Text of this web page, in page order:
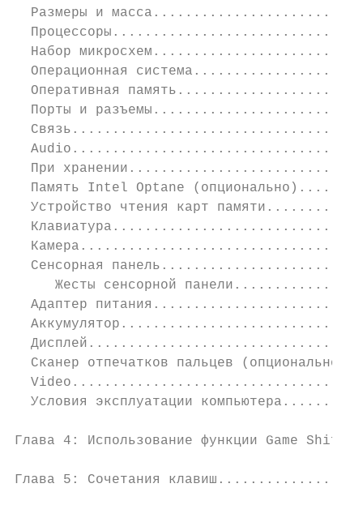
Размеры и
Набор
Операционная
Оперативная
Порты и
При
Память Intel Optane
Устройство чтения карт
Сенсорная
Жесты сенсорной
Адаптер
Сканер отпечатков пальцев
Условия эксплуатации
Глава 4: Использование
Глава 5: Сочетания